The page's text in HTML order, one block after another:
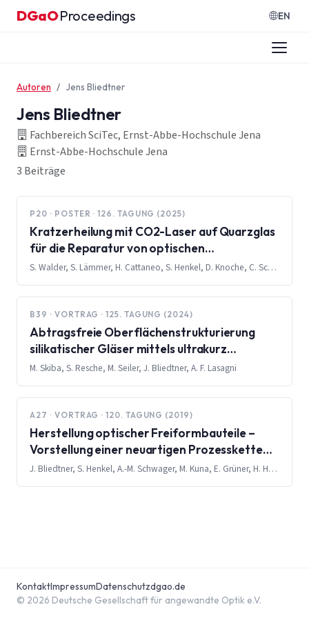
Zum Inhalt springen
DGaO·Proceedings EN
Autoren Jens Bliedtner
Jens Bliedtner
Fachbereich SciTec, Ernst-Abbe-Hochschule Jena
Ernst-Abbe-Hochschule Jena
3 Beiträge
P20 · POSTER · 126. TAGUNG (2025)
Kratzerheilung mit CO2-Laser auf Quarzglas
für die Reparatur von optischen
Komponenten
S. Walder, S. Lämmer, H. Cattaneo, S. Henkel, D. Knoche, C. Schulze, M. Güpner, S. Frank, S. Koch, J. Bliedtner, O. Fähnle
B39 · VORTRAG · 125. TAGUNG (2024)
Abtragsfreie Oberflächenstrukturierung
silikatischer Gläser mittels ultrakurz
gepulster Laserstrahlung
M. Skiba, S. Resche, M. Seiler, J. Bliedtner, A. F. Lasagni
A27 · VORTRAG · 120. TAGUNG (2019)
Herstellung optischer Freiformbauteile –
Vorstellung einer neuartigen Prozesskette
zur Fertigung und Herausforderungen bei der
Oberflächenmessung
J. Bliedtner, S. Henkel, A.-M. Schwager, M. Kuna, E. Grüner, H. Hage, M. Gerhardt
© 2026 Deutsche Gesellschaft für angewandte Optik e.V.
KontaktImpressumDatenschutzdgao.de